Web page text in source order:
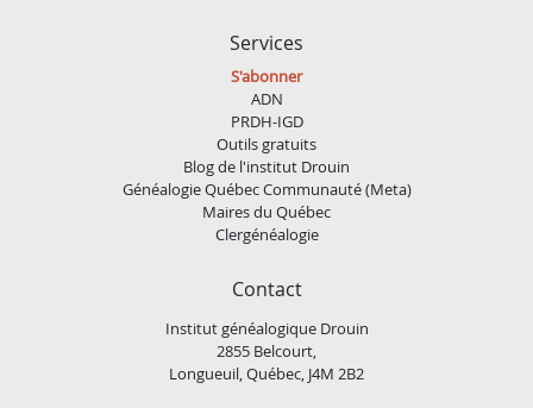
Services
S'abonner
ADN
PRDH-IGD
Outils gratuits
Blog de l'institut Drouin
Généalogie Québec Communauté (Meta)
Maires du Québec
Clergénéalogie
Contact
Institut généalogique Drouin
2855 Belcourt,
Longueuil, Québec, J4M 2B2